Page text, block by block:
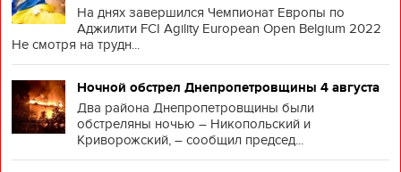
На днях завершился Чемпионат Европы по
Аджилити FCI Agility European Open Belgium 2022
Не смотря на трудн...
Ночной обстрел Днепропетровщины 4 августа
Два района Днепропетровщины были
обстреляны ночью – Никопольский и
Криворожский, – сообщил председ...